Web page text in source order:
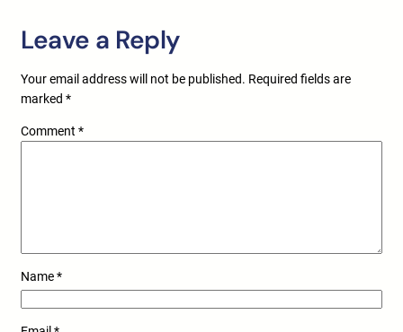
Leave a Reply
Your email address will not be published. Required fields are
marked *
Comment *
Name*